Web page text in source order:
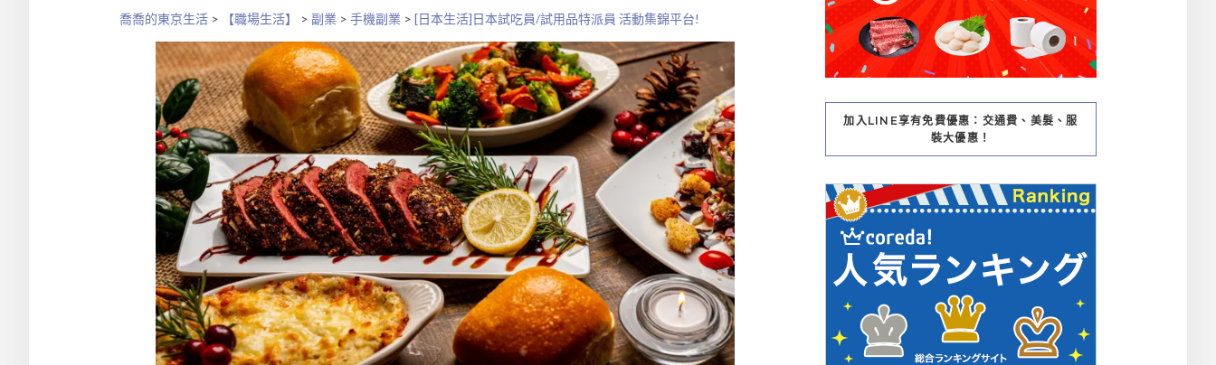
喬喬的東京生活 > 【職場生活】 > 副業 > 手機副業 > [日本生活]日本試吃員/試用品特派員 活動集錦平台!
加入LINE享有免費優惠：交通費、美髮、服
裝大優惠！